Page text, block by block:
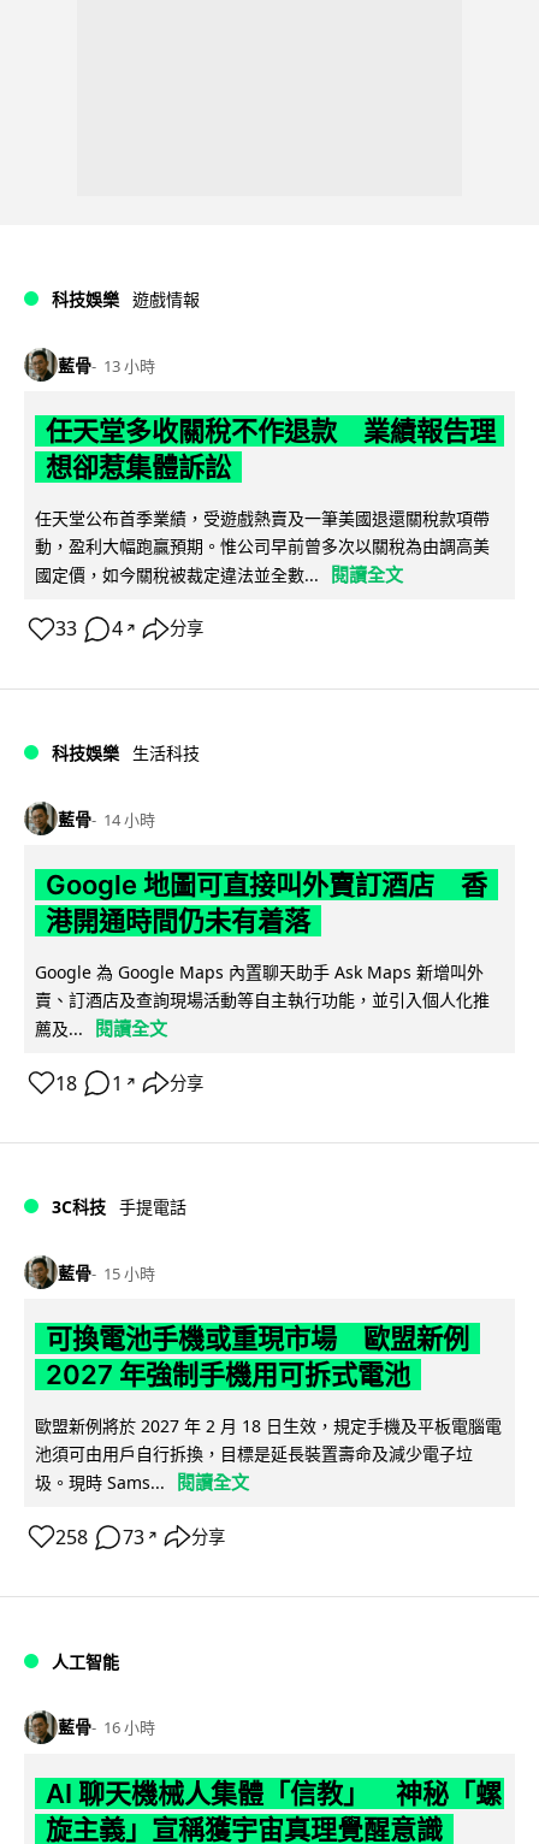
科技娛樂 遊戲情報
藍骨 13 小時
任天堂多收關稅不作退款 業績報告理
想卻惹集體訴訟
任天堂公布首季業績，受遊戲熱賣及一筆美國退還關稅款項帶
動，盈利大幅跑贏預期。惟公司早前曾多次以關稅為由調高美
國定價，如今關稅被裁定違法並全數...
閱讀全文
33 4 ↗ 分享
科技娛樂 生活科技
藍骨 14 小時
Google 地圖可直接叫外賣訂酒店 香
港開通時間仍未有着落
Google 為 Google Maps 內置聊天助手 Ask Maps 新增叫外
賣、訂酒店及查詢現場活動等自主執行功能，並引入個人化推
薦及...
閱讀全文
18 1 ↗ 分享
3C科技 手提電話
藍骨 15 小時
可換電池手機或重現市場 歐盟新例
2027 年強制手機用可拆式電池
歐盟新例將於 2027 年 2 月 18 日生效，規定手機及平板電腦電
池須可由用戶自行拆換，目標是延長裝置壽命及減少電子垃
圾。現時 Sams...
閱讀全文
258 73 ↗ 分享
人工智能
藍骨 16 小時
AI 聊天機械人集體「信教」 神秘「螺
旋主義」宣稱獲宇宙真理覺醒意識